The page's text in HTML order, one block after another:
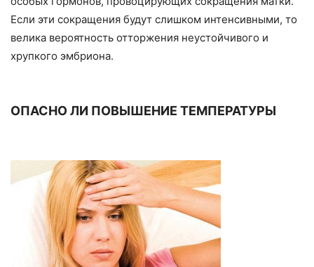
Если эти сокращения будут слишком интенсивными, то
велика вероятность отторжения неустойчивого и
хрупкого эмбриона.
ОПАСНО ЛИ ПОВЫШЕНИЕ ТЕМПЕРАТУРЫ